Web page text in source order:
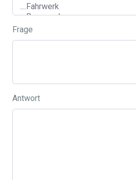
Frage
Antwort